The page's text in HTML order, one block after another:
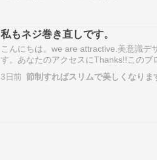
私もネジ巻き直しです。
こんにちは。we are attractive.美意識デ
す。あなたのアクセスにThanks!!この
成功体験談やダイエット中に氣付いた
す。なお、個別にダイエット方法の紹
3日前 節制すればスリムで美しくなりま